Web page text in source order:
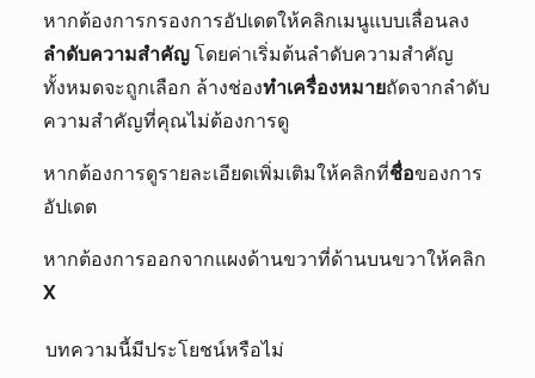
หากต้องการกรองการอัปเดตให้คลิกเมนูแบบเลื่อนลง
ลำดับความสำคัญ โดยค่าเริ่มต้นลำดับความสำคัญ
ทั้งหมดจะถูกเลือก ล้างช่องทำเครื่องหมายถัดจากลำดับ
ความสำคัญที่คุณไม่ต้องการดู
หากต้องการดูรายละเอียดเพิ่มเติมให้คลิกที่ชื่อของการ
อัปเดต
หากต้องการออกจากแผงด้านขวาที่ด้านบนขวาให้คลิก
X
บทความนี้มีประโยชน์หรือไม่